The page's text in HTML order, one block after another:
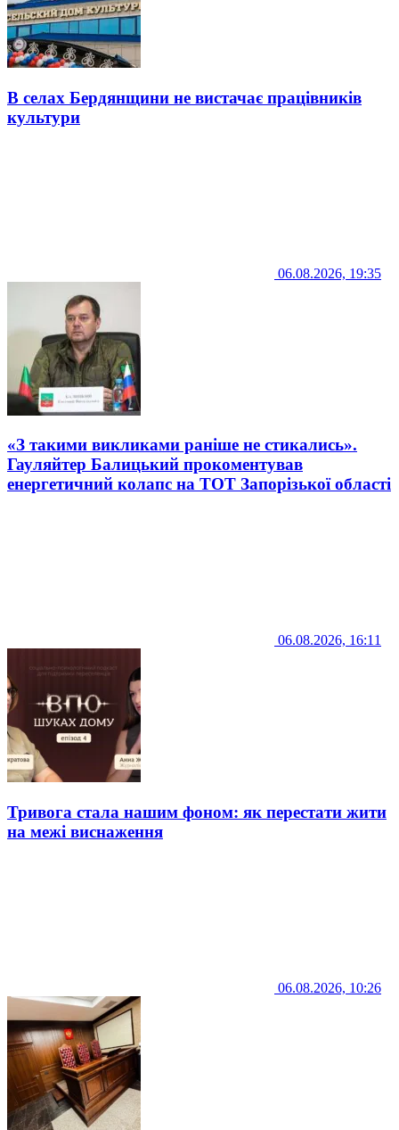
В селах Бердянщини не вистачає працівників
культури
06.08.2026, 19:35
«З такими викликами раніше не стикались».
Гауляйтер Балицький прокоментував
енергетичний колапс на ТОТ Запорізької області
06.08.2026, 16:11
Тривога стала нашим фоном: як перестати жити
на межі виснаження
06.08.2026, 10:26